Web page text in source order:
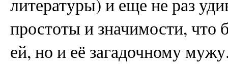
литературы) и еще не раз
простоты и значимости, что
ей, но и её загадочному